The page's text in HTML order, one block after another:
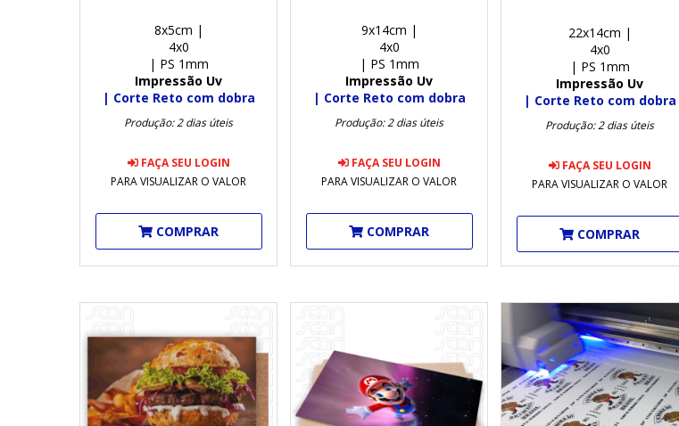
8x5cm |
4x0
| PS 1mm
Impressão Uv
| Corte Reto com dobra
Produção: 2 dias úteis
FAÇA SEU LOGIN
PARA VISUALIZAR O VALOR
COMPRAR
9x14cm |
4x0
| PS 1mm
Impressão Uv
| Corte Reto com dobra
Produção: 2 dias úteis
FAÇA SEU LOGIN
PARA VISUALIZAR O VALOR
COMPRAR
22x14cm |
4x0
| PS 1mm
Impressão Uv
| Corte Reto com dobra
Produção: 2 dias úteis
FAÇA SEU LOGIN
PARA VISUALIZAR O VALOR
COMPRAR